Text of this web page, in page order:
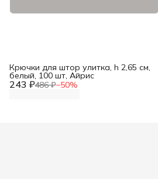
243 ₽486 ₽−50%
Крючки для штор улитка, h 2,65 см,
белый, 100 шт, Айрис